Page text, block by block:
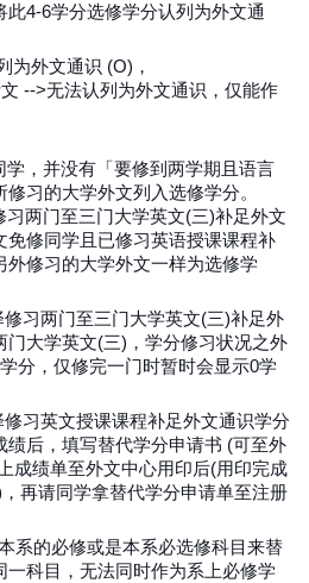
4-6学分选修学分认列为外文通
为外文通识 (O)，
-->无法认列为外文通识，仅能作
，并没有「要修到两学期且语言
习的大学外文列入选修学分。
两门至三门大学英文(三)补足外文
免修同学且已修习英语授课课程补
外修习的大学外文一样为选修学
习两门至三门大学英文(三)补足外
门大学英文(三)，学分修习状况之外
分，仅修完一门时暂时会显示0学
习英文授课课程补足外文通识学分
绩后，填写替代学分申请书 (可至外
成绩单至外文中心用印后(用印完成
再请同学拿替代学分申请单至注册
系的必修或是本系必选修科目来替
一科目，无法同时作为系上必修学